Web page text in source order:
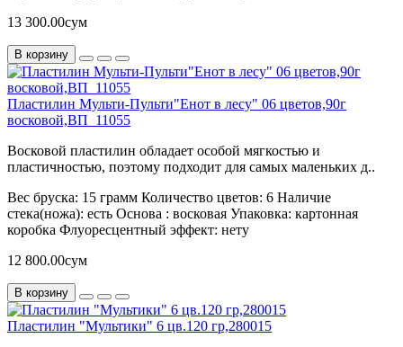
13 300.00сум
В корзину
Пластилин Мульти-Пульти"Енот в лесу" 06 цветов,90г
восковой,ВП_11055
Восковой пластилин обладает особой мягкостью и
пластичностью, поэтому подходит для самых маленьких д..
Вес бруска: 15 грамм Количество цветов: 6 Наличие
стека(ножа): есть Основа : восковая Упаковка: картонная
коробка Флуоресцентный эффект: нету
12 800.00сум
В корзину
Пластилин "Мультики" 6 цв.120 гр,280015